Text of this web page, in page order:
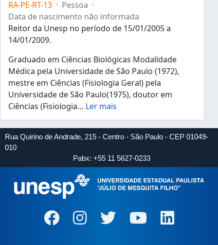
RA-PE-RT-13 · Pessoa ·
Data de nascimento não informada
Reitor da Unesp no período de 15/01/2005 a
14/01/2009.
Graduado em Ciências Biológicas Modalidade
Médica pela Universidade de São Paulo (1972),
mestre em Ciências (Fisiologia Geral) pela
Universidade de São Paulo(1975), doutor em
Ciências (Fisiologia… Ler mais
Rua Quirino de Andrade, 215 - Centro - São Paulo - CEP 01049-
010
Pabx: +55 11 5627-0233